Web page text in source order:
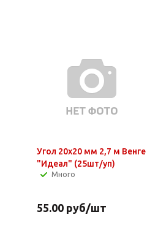
Угол 20х20 мм 2,7 м Венге
"Идеал" (25шт/уп)
Много
55.00руб/шт